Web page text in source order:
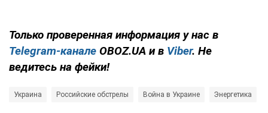
Только проверенная информация у нас в
Telegram-канале OBOZ.UA и в Viber. Не
ведитесь на фейки!
Украина Российские обстрелы Война в Украине Энергетика